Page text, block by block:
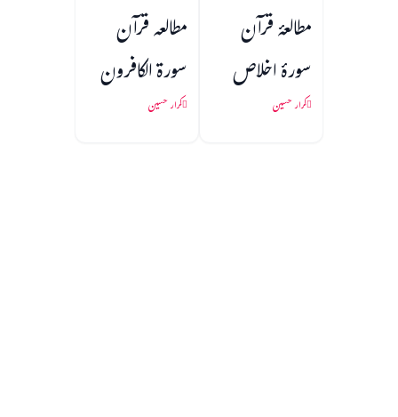
مطالعۂ قرآن
سورۂ اخلاص
کرار حسین
مطالعہ قرآن
سورۃ الکافرون
کرار حسین